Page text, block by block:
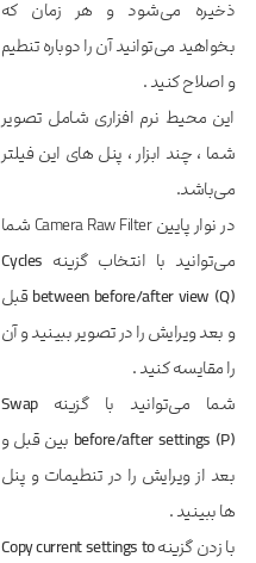
ذخیره می‌شود و هر زمان که
بخواهید می‌توانید آن را دوباره تنطیم
و اصلاح کنید .
این محیط نرم افزاری شامل تصویر
شما ، چند ابزار ، پنل های این فیلتر
می‌باشد.
در نوار پایین Camera Raw Filter شما
می‌توانید با انتخاب گزینه Cycles
between before/after view (Q)قبل
و بعد ویرایش را در تصویر ببینید و آن
را مقایسه کنید .
شما می‌توانید با گزینه‌Swap
before/after settings (P) بین قبل و
بعد از ویرایش را در تنطیمات و پنل
ها ببینید .
با زدن گزینهCopy current settings to